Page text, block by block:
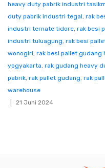
heavy duty pabrik industri
duty pabrik industri tegal, rak
industri ternate tidore, rak besi
industri tuluagung, rak besi
wonogiri, rak besi pallet gudang
yogyakarta, rak gudang heavy
pabrik, rak pallet gudang, rak
warehouse
21 Juni 2024